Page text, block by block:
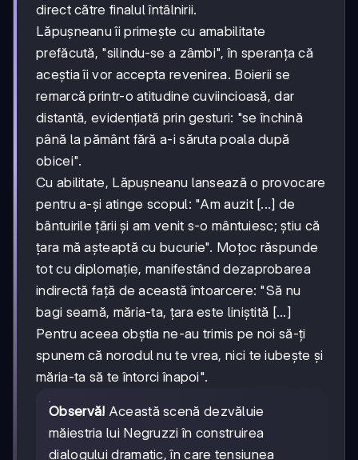
direct către finalul întâlnirii.
Lăpușneanu îi primește cu amabilitate
prefăcută, "silindu-se a zâmbi", în speranța că
aceștia îi vor accepta revenirea. Boierii se
remarcă printr-o atitudine cuviincioasă, dar
distantă, evidențiată prin gesturi: "se închină
până la pământ fără a-i săruta poala după
obicei".
Cu abilitate, Lăpușneanu lansează o provocare
pentru a-și atinge scopul: "Am auzit [...] de
bântuirile țării și am venit s-o mântuiesc; știu că
țara mă așteaptă cu bucurie". Moțoc răspunde
tot cu diplomație, manifestând dezaprobarea
indirectă față de această întoarcere: "Să nu
bagi seamă, măria-ta, țara este liniștită [...]
Pentru aceea obștia ne-au trimis pe noi să-ți
spunem că norodul nu te vrea, nici te iubește și
măria-ta să te întorci înapoi".
Observă! Această scenă dezvăluie
măiestria lui Negruzzi în construirea
dialogului dramatic, în care tensiunea